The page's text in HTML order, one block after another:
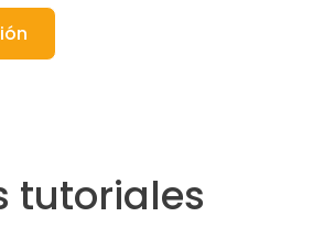
tutoriales